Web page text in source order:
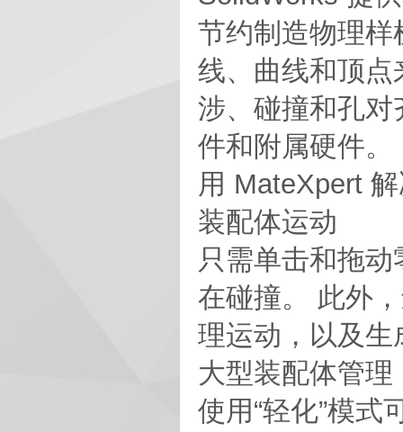
节约制造物理
线、曲线和顶
涉、碰撞和孔
件和附属硬件
用 MateXpert
装配体运动
只需单击和拖
在碰撞。 此外
理运动，以及
大型装配体管理
使用“轻化”模